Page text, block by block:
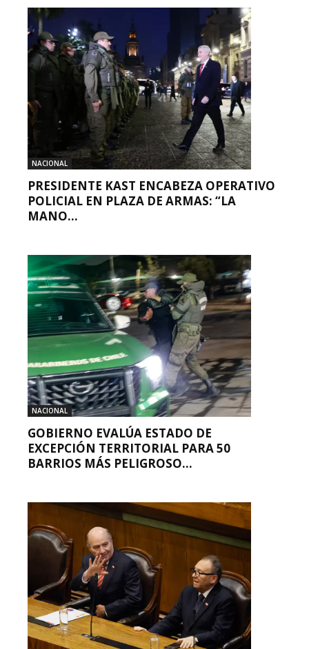
NACIONAL
PRESIDENTE KAST ENCABEZA OPERATIVO
POLICIAL EN PLAZA DE ARMAS: “LA
MANO...
NACIONAL
GOBIERNO EVALÚA ESTADO DE
EXCEPCIÓN TERRITORIAL PARA 50
BARRIOS MÁS PELIGROSO...